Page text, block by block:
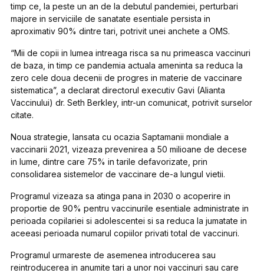
timp ce, la peste un an de la debutul pandemiei, perturbari
majore in serviciile de sanatate esentiale persista in
aproximativ 90% dintre tari, potrivit unei anchete a OMS.
“Mii de copii in lumea intreaga risca sa nu primeasca vaccinuri
de baza, in timp ce pandemia actuala ameninta sa reduca la
zero cele doua decenii de progres in materie de vaccinare
sistematica”, a declarat directorul executiv Gavi (Alianta
Vaccinului) dr. Seth Berkley, intr-un comunicat, potrivit surselor
citate.
Noua strategie, lansata cu ocazia Saptamanii mondiale a
vaccinarii 2021, vizeaza prevenirea a 50 milioane de decese
in lume, dintre care 75% in tarile defavorizate, prin
consolidarea sistemelor de vaccinare de-a lungul vietii.
Programul vizeaza sa atinga pana in 2030 o acoperire in
proportie de 90% pentru vaccinurile esentiale administrate in
perioada copilariei si adolescentei si sa reduca la jumatate in
aceeasi perioada numarul copiilor privati total de vaccinuri.
Programul urmareste de asemenea introducerea sau
reintroducerea in anumite tari a unor noi vaccinuri sau care